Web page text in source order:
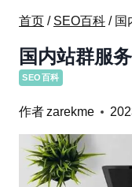
首页 / SEO百科 / 国
国内站群服
SEO百科
作者zarekme